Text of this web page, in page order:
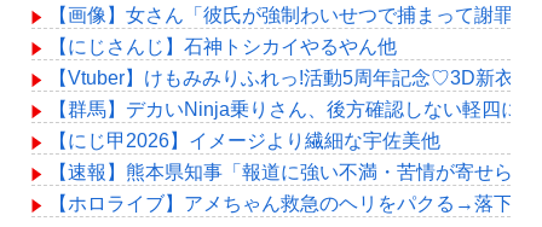
【画像】女さん「彼氏が強制わいせつで捕まって謝罪の
【にじさんじ】石神トシカイやるやん他
【Vtuber】けもみみりふれっ!活動5周年記念♡3D新衣
【群馬】デカいNinja乗りさん、後方確認しない軽四に
【にじ甲2026】イメージより繊細な宇佐美他
【速報】熊本県知事「報道に強い不満・苦情が寄せら
【ホロライブ】アメちゃん救急のヘリをパクる→落下【